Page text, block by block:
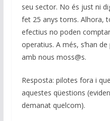
seu sector. No és just ni
fet 25 anys torns. Alhora,
efectius no poden
operatius. A més, s’han
amb nous moss@s.
Resposta: pilotes fora i
aquestes qüestions
demanat quelcom).